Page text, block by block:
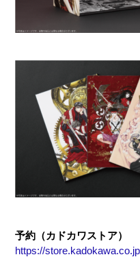
予約（カドカワストア）
https://